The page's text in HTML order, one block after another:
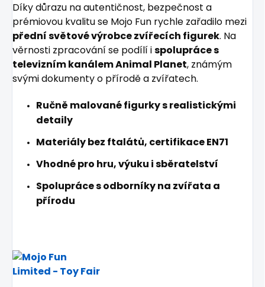
Díky důrazu na autentičnost, bezpečnost a
prémiovou kvalitu se Mojo Fun rychle zařadilo mezi
přední světové výrobce zvířecích figurek. Na
věrnosti zpracování se podílí ispolupráce s
televizním kanálem Animal Planet, známým
svými dokumenty o přírodě a zvířatech.
Ručně malované figurky s realistickými
detaily
Materiály bez ftalátů, certifikace EN71
Vhodné pro hru, výuku i sběratelství
Spolupráce s odborníky na zvířata a
přírodu